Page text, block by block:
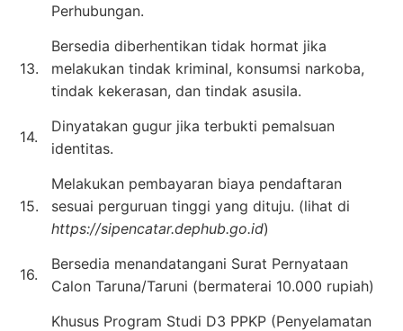
Perhubungan.
13.
Bersedia diberhentikan tidak hormat jika
melakukan tindak kriminal, konsumsi narkoba,
tindak kekerasan, dan tindak asusila.
14.
Dinyatakan gugur jika terbukti pemalsuan
identitas.
15.
Melakukan pembayaran biaya pendaftaran
sesuai perguruan tinggi yang dituju. (lihat di
https://sipencatar.dephub.go.id)
16.
Bersedia menandatangani Surat Pernyataan
Calon Taruna/Taruni (bermaterai 10.000 rupiah)
Khusus Program Studi D3 PPKP (Penyelamatan